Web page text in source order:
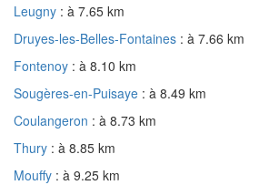
Leugny : à 7.65 km
Druyes-les-Belles-Fontaines : à 7.66 km
Fontenoy : à 8.10 km
Sougères-en-Puisaye : à 8.49 km
Coulangeron : à 8.73 km
Thury : à 8.85 km
Mouffy : à 9.25 km